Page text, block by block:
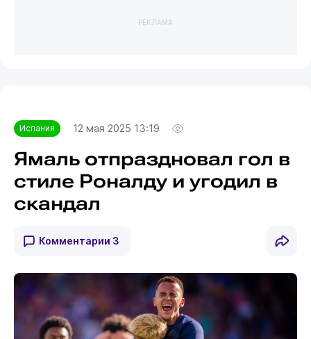
РЕКЛАМА
Испания 12 мая 2025 13:19
Ямаль отпраздновал гол в
стиле Роналду и угодил в
скандал
Комментарии 3